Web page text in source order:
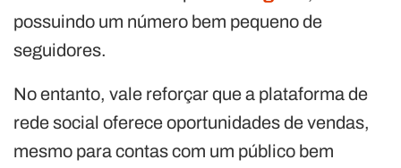
possuindo um número bem pequeno de
seguidores.
No entanto, vale reforçar que a plataforma de
rede social oferece oportunidades de vendas,
mesmo para contas com um público bem